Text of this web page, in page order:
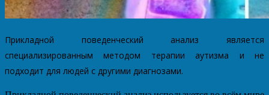
Прикладной поведенческий анализ является
специализированным методом терапии аутизма и не
подходит для людей с другими диагнозами.